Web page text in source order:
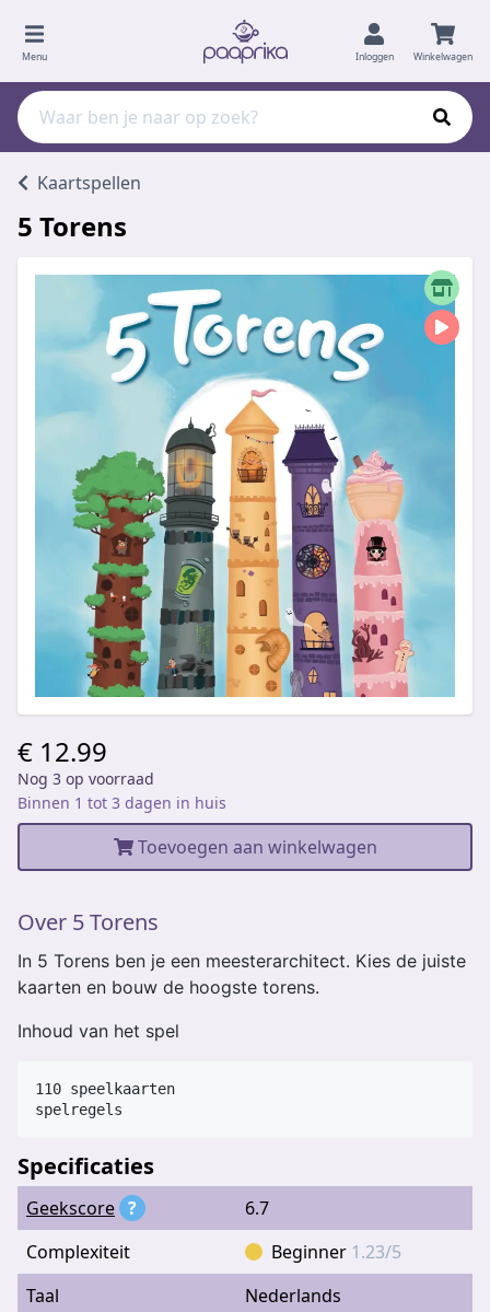
Menu Inloggen Winkelwagen
Kaartspellen
5 Torens
€ 12.99
Nog 3 op voorraad
Binnen 1 tot 3 dagen in huis
Toevoegen aan winkelwagen
Over 5 Torens
In 5 Torens ben je een meesterarchitect. Kies de juiste
kaarten en bouw de hoogste torens.
Inhoud van het spel
110 speelkaarten
Specificaties
Geekscore ?
6.7
Complexiteit
Beginner 1.23/5
Taal
Nederlands